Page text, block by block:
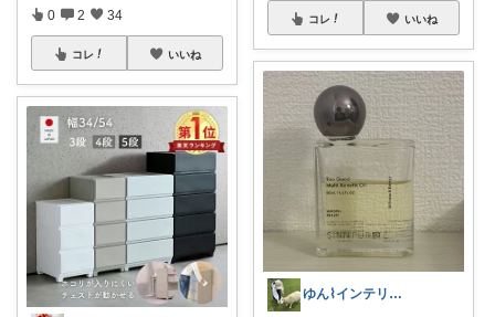
0 2 34
コレ いいね
コレ いいね
ゆん⌇インテリアと生活雑貨がメイン🧸